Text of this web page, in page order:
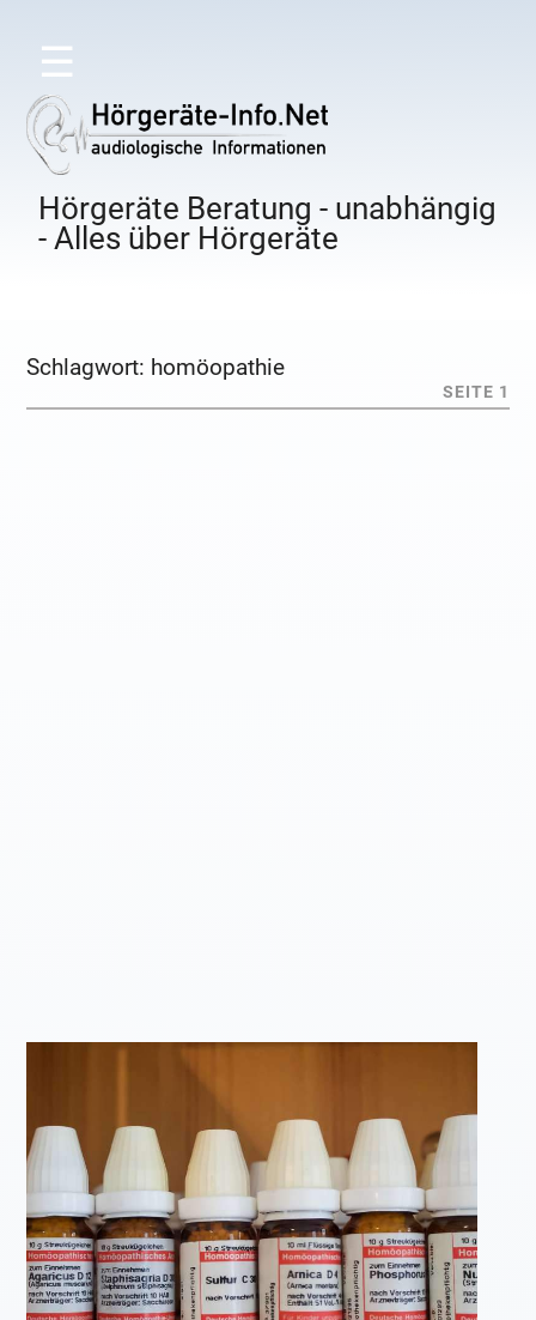
☰
Hörgeräte Beratung - unabhängig
- Alles über Hörgeräte
Schlagwort: homöopathie
SEITE 1